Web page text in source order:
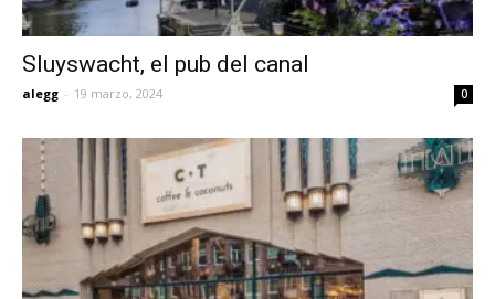
Sluyswacht, el pub del canal
alegg - 19 marzo, 2024 0